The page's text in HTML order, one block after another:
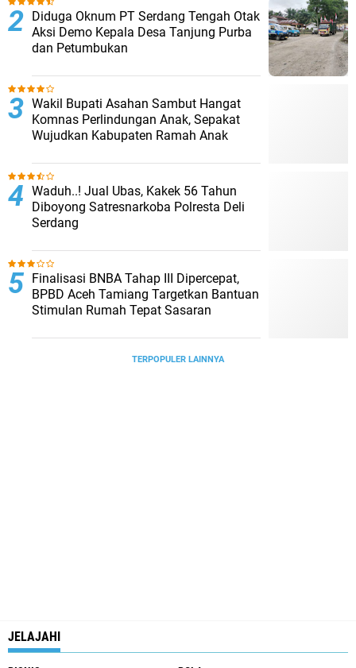
Diduga Oknum PT Serdang Tengah Otak
Aksi Demo Kepala Desa Tanjung Purba
dan Petumbukan
Wakil Bupati Asahan Sambut Hangat
Komnas Perlindungan Anak, Sepakat
Wujudkan Kabupaten Ramah Anak
Waduh..! Jual Ubas, Kakek 56 Tahun
Diboyong Satresnarkoba Polresta Deli
Serdang
Finalisasi BNBA Tahap III Dipercepat,
BPBD Aceh Tamiang Targetkan Bantuan
Stimulan Rumah Tepat Sasaran
TERPOPULER LAINNYA
JELAJAHI